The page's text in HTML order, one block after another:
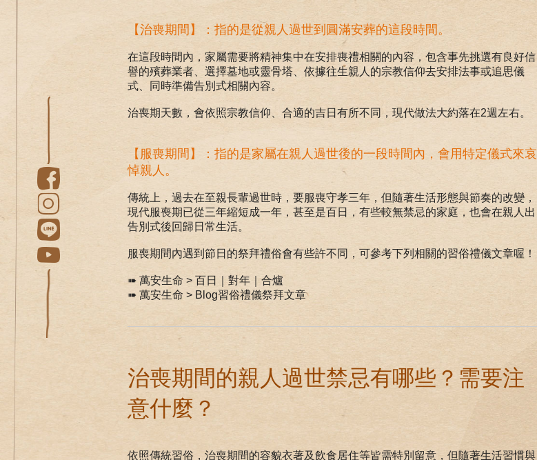
【治喪期間】：指的是從親人過世到圓滿安葬的這段時間。
在這段時間內，家屬需要將精神集中在安排喪禮相關的內容，包含事先挑選有良好信
譽的殯葬業者、選擇墓地或靈骨塔、依據往生親人的宗教信仰去安排法事或追思儀
式、同時準備告別式相關內容。
治喪期天數，會依照宗教信仰、合適的吉日有所不同，現代做法大約落在2週左右。
【服喪期間】：指的是家屬在親人過世後的一段時間內，會用特定儀式來哀
悼親人。
傳統上，過去在至親長輩過世時，要服喪守孝三年，但隨著生活形態與節奏的改變，
現代服喪期已從三年縮短成一年，甚至是百日，有些較無禁忌的家庭，也會在親人出
告別式後回歸日常生活。
服喪期間內遇到節日的祭拜禮俗會有些許不同，可參考下列相關的習俗禮儀文章喔！
➠ 萬安生命 > 百日｜對年｜合爐
➠ 萬安生命 > Blog習俗禮儀祭拜文章
治喪期間的親人過世禁忌有哪些？需要注
意什麼？
依照傳統習俗，治喪期間的容貌衣著及飲食居住等皆需特別留意，但隨著生活習慣與